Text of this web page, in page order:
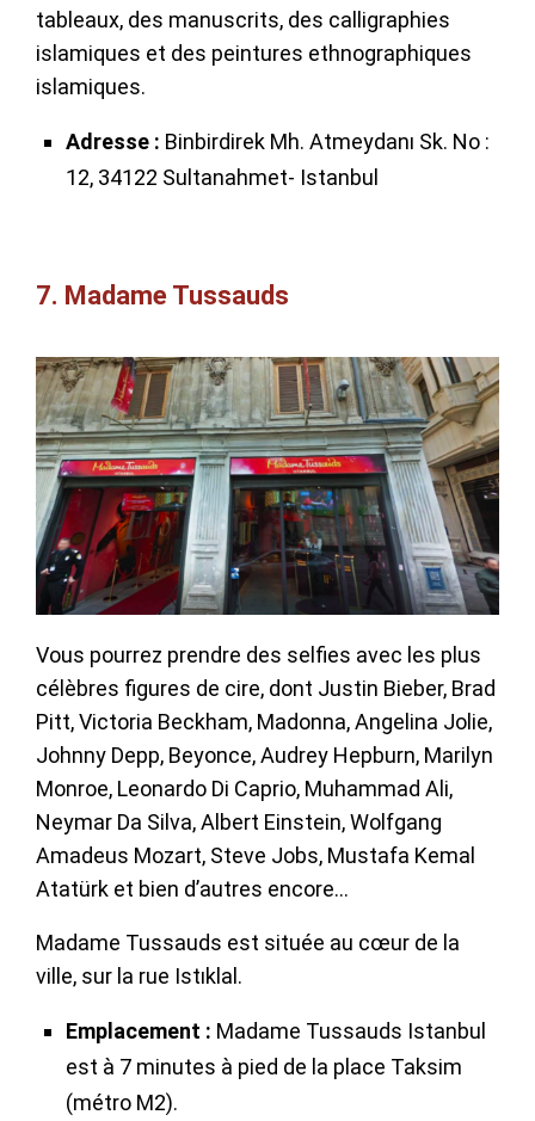
tableaux, des manuscrits, des calligraphies
islamiques et des peintures ethnographiques
islamiques.
Adresse : Binbirdirek Mh. Atmeydanı Sk. No :
12, 34122 Sultanahmet- Istanbul
7. Madame Tussauds
Vous pourrez prendre des selfies avec les plus
célèbres figures de cire, dont Justin Bieber, Brad
Pitt, Victoria Beckham, Madonna, Angelina Jolie,
Johnny Depp, Beyonce, Audrey Hepburn, Marilyn
Monroe, Leonardo Di Caprio, Muhammad Ali,
Neymar Da Silva, Albert Einstein, Wolfgang
Amadeus Mozart, Steve Jobs, Mustafa Kemal
Atatürk et bien d’autres encore…
Madame Tussauds est située au cœur de la
ville, sur la rue Istıklal.
Emplacement : Madame Tussauds Istanbul
est à 7 minutes à pied de la place Taksim
(métro M2).